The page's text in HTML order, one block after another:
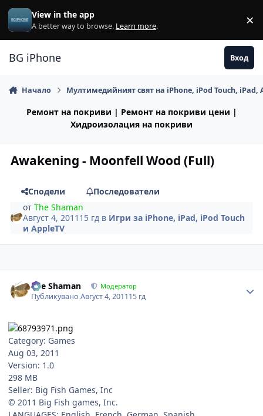
Премини към съдържанието
View in the app
A better way to browse. Learn more. ×
BG iPhone Вход
Начало Мултимедийният свят на iPhone, iPod Touch, iPad,
Ремонт на покриви | Ремонт на покриви цени |
Хидроизолация на покриви
Awakening - Moonfell Wood (Full)
Сподели
Последователи
отThe Shaman
Август 4, 2011 15 гд в Игри за iPhone, iPad, iPod Touch
и AppleTV
The Shaman Модератор
ПубликуваноАвгуст 4, 201115 гд
Category: Games
Aug 03, 2011
Version: 1.0
298 MB
Seller: Big Fish Games, Inc
© 2011 Big Fish games, Inc.